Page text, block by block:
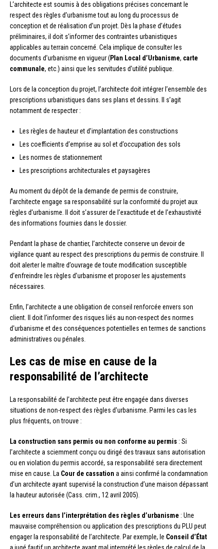
L’architecte est soumis à des obligations précises concernant le
respect des règles d’urbanisme tout au long du processus de
conception et de réalisation d’un projet. Dès la phase d’études
préliminaires, il doit s’informer des contraintes urbanistiques
applicables au terrain concerné. Cela implique de consulter les
documents d’urbanisme en vigueur (Plan Local d’Urbanisme, carte
communale, etc.) ainsi que les servitudes d’utilité publique.
Lors de la conception du projet, l’architecte doit intégrer l’ensemble des
prescriptions urbanistiques dans ses plans et dessins. Il s’agit
notamment de respecter :
Les règles de hauteur et d’implantation des constructions
Les coefficients d’emprise au sol et d’occupation des sols
Les normes de stationnement
Les prescriptions architecturales et paysagères
Au moment du dépôt de la demande de permis de construire,
l’architecte engage sa responsabilité sur la conformité du projet aux
règles d’urbanisme. Il doit s’assurer de l’exactitude et de l’exhaustivité
des informations fournies dans le dossier.
Pendant la phase de chantier, l’architecte conserve un devoir de
vigilance quant au respect des prescriptions du permis de construire. Il
doit alerter le maître d’ouvrage de toute modification susceptible
d’enfreindre les règles d’urbanisme et proposer les ajustements
nécessaires.
Enfin, l’architecte a une obligation de conseil renforcée envers son
client. Il doit l’informer des risques liés au non-respect des normes
d’urbanisme et des conséquences potentielles en termes de sanctions
administratives ou pénales.
Les cas de mise en cause de la
responsabilité de l’architecte
La responsabilité de l’architecte peut être engagée dans diverses
situations de non-respect des règles d’urbanisme. Parmi les cas les
plus fréquents, on trouve :
La construction sans permis ou non conforme au permis : Si
l’architecte a sciemment conçu ou dirigé des travaux sans autorisation
ou en violation du permis accordé, sa responsabilité sera directement
mise en cause. La Cour de cassation a ainsi confirmé la condamnation
d’un architecte ayant supervisé la construction d’une maison dépassant
la hauteur autorisée (Cass. crim., 12 avril 2005).
Les erreurs dans l’interprétation des règles d’urbanisme : Une
mauvaise compréhension ou application des prescriptions du PLU peut
engager la responsabilité de l’architecte. Par exemple, le Conseil d’État